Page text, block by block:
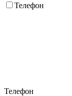
Телефон
Телефон